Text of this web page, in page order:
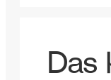
Das